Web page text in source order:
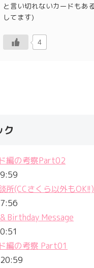
と言い切れないカードもあ
してます)
4
ク
編の考察Part02
所(CCさくら以外もOK!!)
Birthday Message
編の考察 Part01